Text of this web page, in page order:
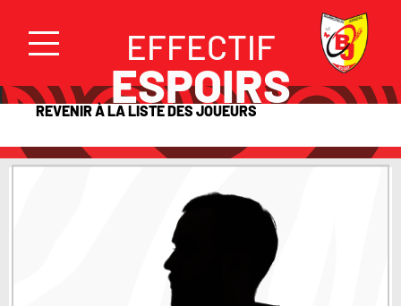
EFFECTIF
ESPOIRS
REVENIR À LA LISTE DES JOUEURS